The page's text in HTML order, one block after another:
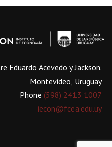
Eduardo Acevedo y Jackson.
Montevideo, Uruguay
Phone (598) 2413 1007
iecon@fcea.edu.uy